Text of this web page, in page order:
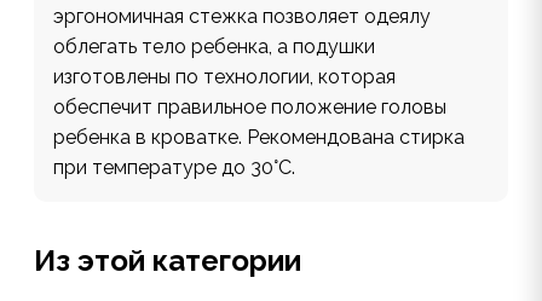
эргономичная стежка позволяет одеялу
облегать тело ребенка, а подушки
изготовлены по технологии, которая
обеспечит правильное положение головы
ребенка в кроватке. Рекомендована стирка
при температуре до 30°С.
Из этой категории